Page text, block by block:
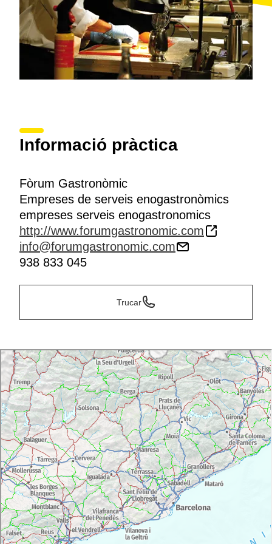
Informació pràctica
Fòrum Gastronòmic
Empreses de serveis enogastronòmics
empreses serveis enogastronomics
http://www.forumgastronomic.com
info@forumgastronomic.com
938 833 045
Trucar